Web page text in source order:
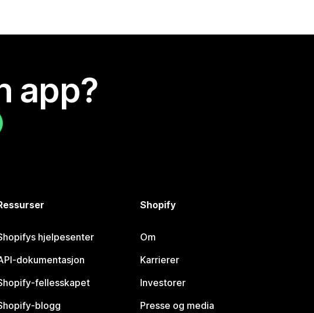
app?
hjelpesenter
dokumentasjon
fellesskapet
blogg
Shopify
Om
Karrierer
Investorer
Presse og media